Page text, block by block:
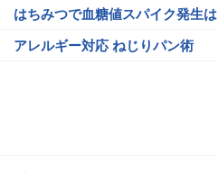
はちみつで血糖値スパイク発生は
アレルギー対応 ねじりパン術